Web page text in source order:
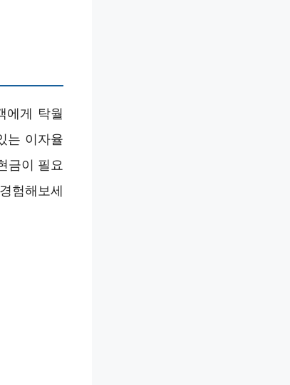
에게 탁월
는 이자율
금이 필요
험해보세